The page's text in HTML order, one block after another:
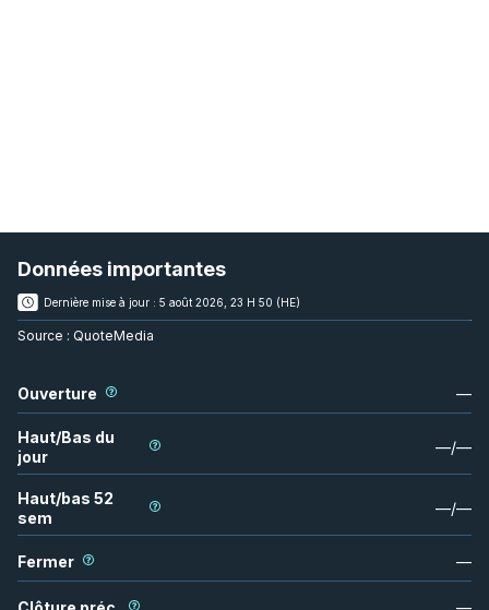
Données importantes
Dernière mise à jour : 5 août 2026, 23 H 50 (HE)
Source : QuoteMedia
Ouverture —
Haut/Bas du
jour
—/—
Haut/bas 52
sem
—/—
Fermer —